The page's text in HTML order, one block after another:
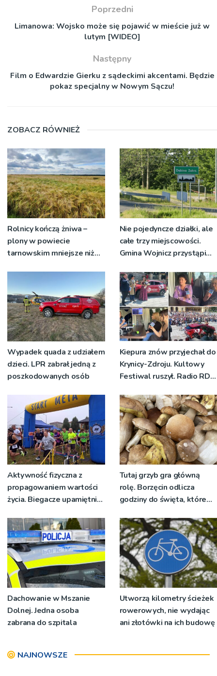
Poprzedni
Limanowa: Wojsko może się pojawić w mieście już w
lutym [WIDEO]
Następny
Film o Edwardzie Gierku z sądeckimi akcentami. Będzie
pokaz specjalny w Nowym Sączu!
ZOBACZ RÓWNIEŻ
Rolnicy kończą żniwa –
plony w powiecie
tarnowskim mniejsze niż
Nie pojedyncze działki, ale
całe trzy miejscowości.
Gmina Wojnicz przystąpi
planistycznych
Wypadek quada z udziałem
dzieci. LPR zabrał jedną z
poszkodowanych osób
Kiepura znów przyjechał do
Krynicy-Zdroju. Kultowy
Festiwal ruszył. Radio RDN
żywo [ZDJĘCIA]
Aktywność fizyczna z
propagowaniem wartości
życia. Biegacze upamiętnili
Tutaj grzyb gra główną
rolę. Borzęcin odlicza
godziny do święta, które
pokoleń
Dachowanie w Mszanie
Dolnej. Jedna osoba
zabrana do szpitala
Utworzą kilometry ścieżek
rowerowych, nie wydając
ani złotówki na ich budowę
NAJNOWSZE